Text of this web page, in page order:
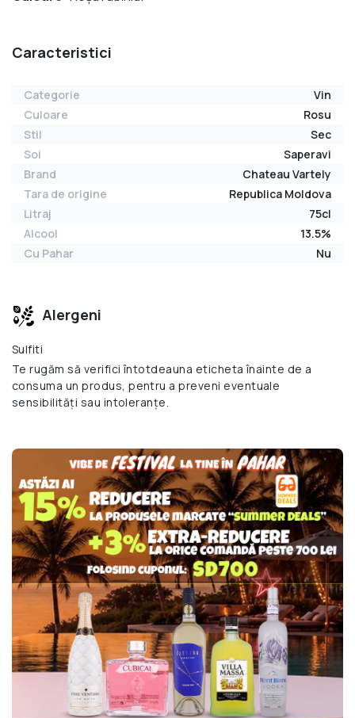
Caracteristici
Categorie
Vin
Culoare
Rosu
Stil
Sec
Soi
Saperavi
Brand
Chateau Vartely
Tara de origine
Republica Moldova
Litraj
75cl
Alcool
13.5%
Cu Pahar
Nu
Alergeni
Sulfiti
Te rugăm să verifici întotdeauna eticheta înainte de a
consuma un produs, pentru a preveni eventuale
sensibilități sau intoleranțe.